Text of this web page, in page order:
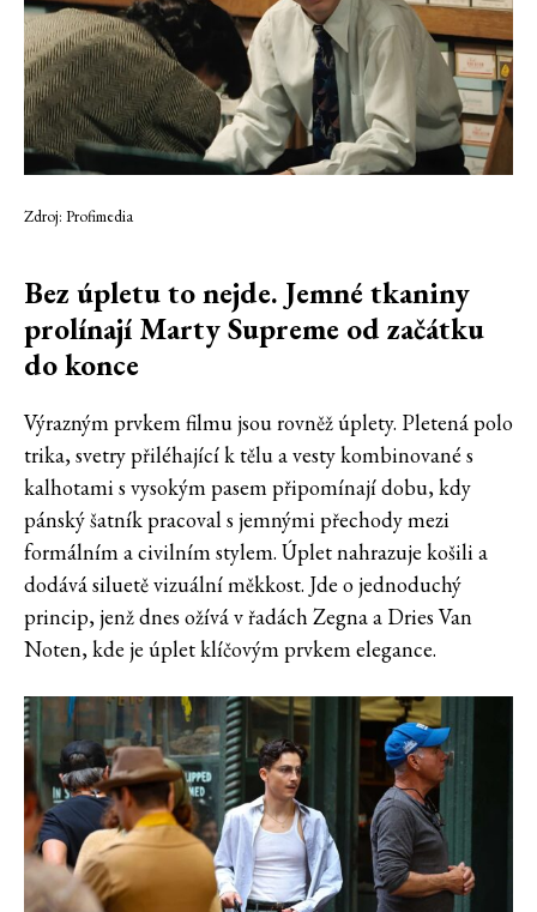
Zdroj: Profimedia
Bez úpletu to nejde. Jemné tkaniny
prolínají Marty Supreme od začátku
do konce
Výrazným prvkem filmu jsou rovněž úplety. Pletená polo
trika, svetry přiléhající k tělu a vesty kombinované s
kalhotami s vysokým pasem připomínají dobu, kdy
pánský šatník pracoval s jemnými přechody mezi
formálním a civilním stylem. Úplet nahrazuje košili a
dodává siluetě vizuální měkkost. Jde o jednoduchý
princip, jenž dnes ožívá v řadách Zegna a Dries Van
Noten, kde je úplet klíčovým prvkem elegance.